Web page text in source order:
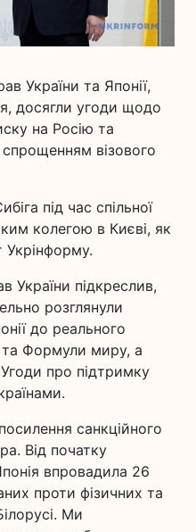
України та Японії,
досягли угоди щодо
на Росію та
візового
під час спільної
колегою в Києві, як
Укрінформу.
України підкреслив,
розглянули
до реального
та Формули миру, а
про підтримку
санкційного
Від початку
впровадила 26
проти фізичних та
Ми